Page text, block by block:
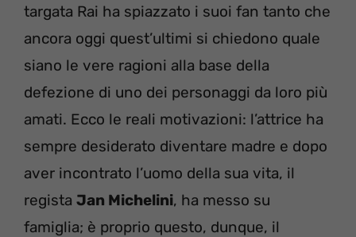
targata Rai ha spiazzato i suoi fan tanto che
ancora oggi quest’ultimi si chiedono quale
siano le vere ragioni alla base della
defezione di uno dei personaggi da loro più
amati. Ecco le reali motivazioni: l’attrice ha
sempre desiderato diventare madre e dopo
aver incontrato l’uomo della sua vita, il
regista Jan Michelini, ha messo su
famiglia; è proprio questo, dunque, il